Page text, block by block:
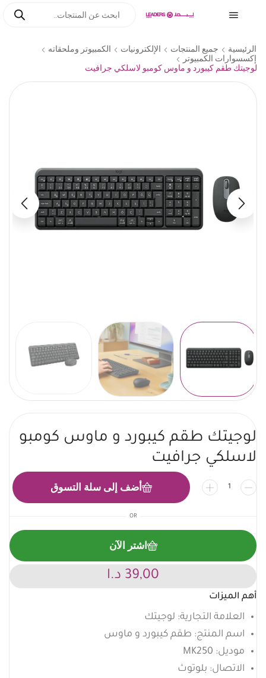
الرئيسية جميع المنتجات الإلكترونيات
الكمبيوتر وملحقاته
إكسسوارات الكمبيوتر
لوجيتك طقم كيبورد و ماوس كومبو لاسلكي جرافيت
لوجيتك طقم كيبورد و ماوس كومبو
لاسلكي جرافيت
أضف إلى سلة التسوق
OR
اشتر الآن
39,00 د.ا
أهم الميزات
العلامة التجارية: لوجيتك
اسم المنتج: طقم كيبورد و ماوس
موديل: MK250
الاتصال: بلوتوث